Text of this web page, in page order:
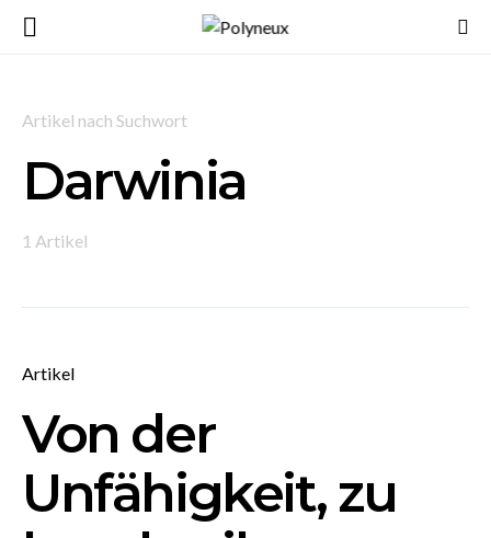
Artikel nach Suchwort
Darwinia
1 Artikel
Artikel
Von der
Unfähigkeit, zu